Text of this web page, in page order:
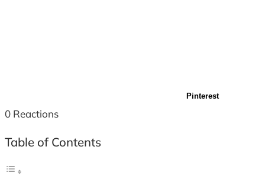
Pinterest
0 Reactions
Table of Contents